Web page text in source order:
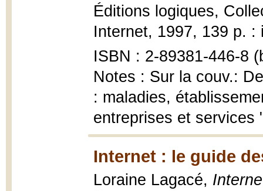
Éditions logiques,
Internet, 1997, 139 p. :
ISBN : 2-89381-446-8
Notes : Sur la couv.:
: maladies,
entreprises et services
Internet : le guide
Loraine Lagacé,